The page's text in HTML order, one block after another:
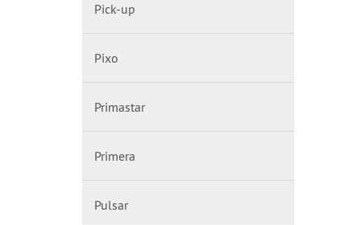
Pick-up
Pixo
Primastar
Primera
Pulsar